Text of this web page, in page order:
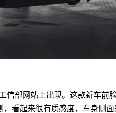
信部网站上出现。这款新车前
，看起来很有质感度，车身侧